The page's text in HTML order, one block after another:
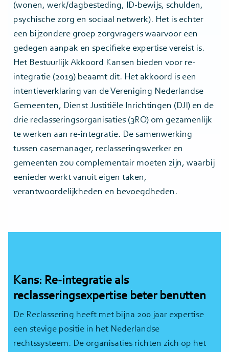
(wonen, werk/dagbesteding, ID-bewijs, schulden,
psychische zorg en sociaal netwerk). Het is echter
een bijzondere groep zorgvragers waarvoor een
gedegen aanpak en specifieke expertise vereist is.
Het Bestuurlijk Akkoord Kansen bieden voor re-
integratie (2019) beaamt dit. Het akkoord is een
intentieverklaring van de Vereniging Nederlandse
Gemeenten, Dienst Justitiële Inrichtingen (DJI) en de
drie reclasseringsorganisaties (3RO) om gezamenlijk
te werken aan re-integratie. De samenwerking
tussen casemanager, reclasseringswerker en
gemeenten zou complementair moeten zijn, waarbij
eenieder werkt vanuit eigen taken,
verantwoordelijkheden en bevoegdheden.
Kans: Re-integratie als
reclasseringsexpertise beter benutten
De Reclassering heeft met bijna 200 jaar expertise
een stevige positie in het Nederlandse
rechtssysteem. De organisaties richten zich op het